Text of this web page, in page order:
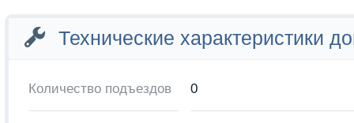
Технические характеристики
Количество подъездов 0